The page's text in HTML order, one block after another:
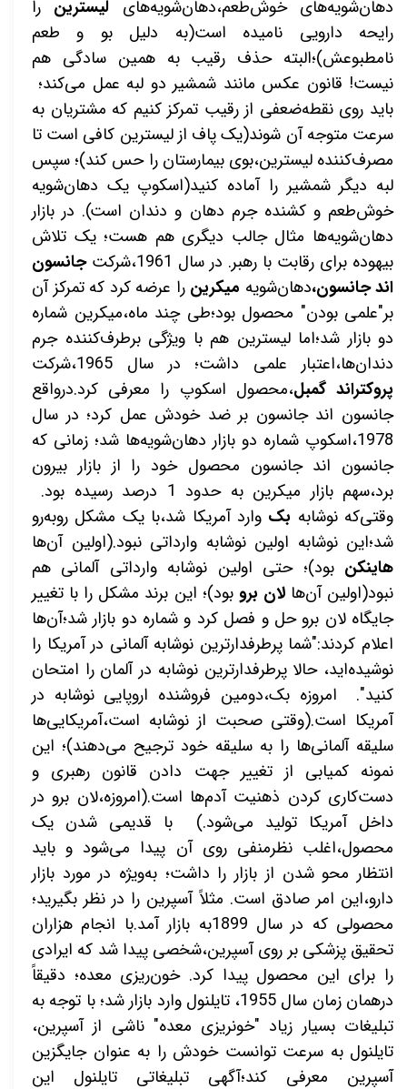
دهان‌شویه‌های خوش‌طعم،دهان‌شویه‌های لیسترین را
رایحه دارویی نامیده است(به دلیل بو و طعم
نامطبوعش)؛البته حذف رقیب به همین سادگی هم
نیست! قانون عکس مانند شمشیر دو لبه عمل می‌کند؛
باید روی نقطه‌ضعفی از رقیب تمرکز کنیم که مشتریان به
سرعت متوجه آن شوند(یک پاف از لیسترین کافی است تا
مصرف‌کننده لیسترین،بوی بیمارستان را حس کند)؛ سپس
لبه دیگر شمشیر را آماده کنید(اسکوپ یک دهان‌شویه
خوش‌طعم و کشنده جرم دهان و دندان است). در بازار
دهان‌شویه‌ها مثال جالب دیگری هم هست؛ یک تلاش
بیهوده برای رقابت با رهبر. در سال 1961،شرکت
جانسون
اند جانسون،دهان‌شویه میکرینرا عرضه کرد که تمرکز آن
بر"علمی بودن" محصول بود؛طی چند ماه،میکرین شماره
دو بازار شد؛اما لیسترین هم با ویژگی برطرف‌کننده جرم
دندان‌ها،اعتبار علمی داشت؛ در سال 1965،شرکت
پروکتراند گمبل،محصول اسکوپ را معرفی کرد.درواقع
جانسون اند جانسون بر ضد خودش عمل کرد؛ در سال
1978،اسکوپ شماره دو بازار دهان‌شویه‌ها شد؛ زمانی که
جانسون اند جانسون محصول خود را از بازار بیرون
برد،سهم بازار میکرین به حدود 1 درصد رسیده بود.
وقتی‌که نوشابه بکوارد آمریکا شد،با یک مشکل روبه‌رو
شد؛این نوشابه اولین نوشابه وارداتی نبود.(اولین آن‌ها
هاینکن بود)؛ حتی اولین نوشابه وارداتی آلمانی هم
نبود(اولین آن‌هالان برو بود)؛ این برند مشکل را با تغییر
جایگاه لان برو حل و فصل کرد و شماره دو بازار شد؛آن‌ها
اعلام کردند:"شما پرطرفدارترین نوشابه آلمانی در آمریکا را
نوشیده‌اید، حالا پرطرفدارترین نوشابه در آلمان را امتحان
کنید". امروزه بک،دومین فروشنده اروپایی نوشابه در
آمریکا است.(وقتی صحبت از نوشابه است،آمریکایی‌ها
سلیقه آلمانی‌ها را به سلیقه خود ترجیح می‌دهند)؛ این
نمونه کمیابی از تغییر جهت دادن قانون رهبری و
دست‌کاری کردن ذهنیت آدم‌ها است.(امروزه،لان برو در
داخل آمریکا تولید می‌شود.) با قدیمی شدن یک
محصول،اغلب نظرمنفی روی آن پیدا می‌شود و باید
انتظار محو شدن از بازار را داشت؛ به‌ویژه در مورد بازار
دارو،این امر صادق است. مثلاً آسپرین را در نظر بگیرید؛
محصولی که در سال 1899به بازار آمد.با انجام هزاران
تحقیق پزشکی بر روی آسپرین،شخصی پیدا شد که ایرادی
را برای این محصول پیدا کرد. خون‌ریزی معده؛ دقیقاً
درهمان زمان سال 1955، تایلنول وارد بازار شد؛ با توجه به
تبلیغات بسیار زیاد "خونریزی معده" ناشی از آسپرین،
تایلنول به سرعت توانست خودش را به عنوان جایگزین
آسپرین معرفی کند؛آگهی تبلیغاتی تایلنول این